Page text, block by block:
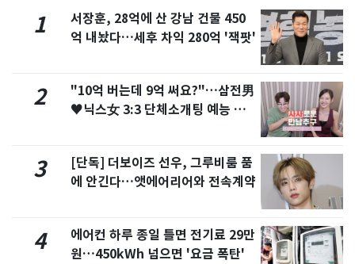
1
서장훈, 28억에 산 강남 건물 450
억 내놨다…세후 차익 280억 '잭팟'
2
"10억 버는데 9억 써요?"…삼전男
♥닉스女 3:3 단체소개팅 예능 화
3
[단독] 더보이즈 선우, 그루비룸 품
에 안긴다…앳에어리어와 전속계약
4
에어컨 하루 종일 틀면 전기료 29만
원…450kWh 넘으면 '요금 폭탄'